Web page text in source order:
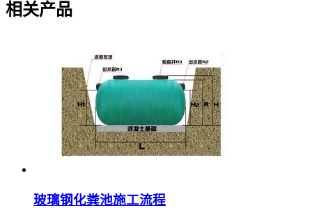
相关产品
玻璃钢化粪池施工流程